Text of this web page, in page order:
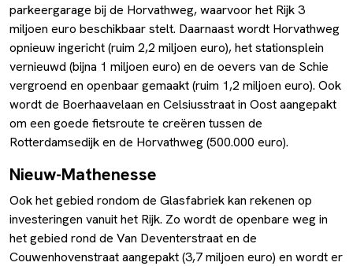
parkeergarage bij de Horvathweg, waarvoor het Rijk 3
miljoen euro beschikbaar stelt. Daarnaast wordt Horvathweg
opnieuw ingericht (ruim 2,2 miljoen euro), het stationsplein
vernieuwd (bijna 1 miljoen euro) en de oevers van de Schie
vergroend en openbaar gemaakt (ruim 1,2 miljoen euro). Ook
wordt de Boerhaavelaan en Celsiusstraat in Oost aangepakt
om een goede fietsroute te creëren tussen de
Rotterdamsedijk en de Horvathweg (500.000 euro).
Nieuw-Mathenesse
Ook het gebied rondom de Glasfabriek kan rekenen op
investeringen vanuit het Rijk. Zo wordt de openbare weg in
het gebied rond de Van Deventerstraat en de
Couwenhovenstraat aangepakt (3,7 miljoen euro) en wordt er